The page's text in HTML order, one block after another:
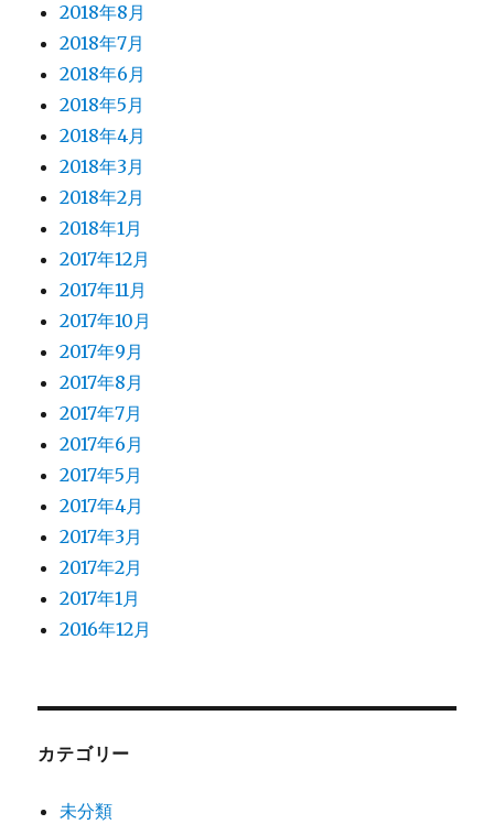
2018年8月
2018年7月
2018年6月
2018年5月
2018年4月
2018年3月
2018年2月
2018年1月
2017年12月
2017年11月
2017年10月
2017年9月
2017年8月
2017年7月
2017年6月
2017年5月
2017年4月
2017年3月
2017年2月
2017年1月
2016年12月
カテゴリー
未分類